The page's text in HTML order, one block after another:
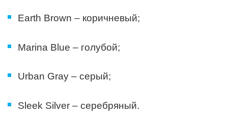
Earth Brown – коричневый;
Marina Blue – голубой;
Urban Gray – серый;
Sleek Silver – серебряный.